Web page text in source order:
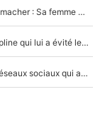
Nouvelle rumeur autour de la santé de Michael Schumacher : Sa femme Corinna sort du silence
F1 - Lewis Hamilton victime de harcèlement, la discipline qui lui a évité le pire : «J'aurais probablement mal tourné»
Lewis Hamilton : Le talent inattendu dévoilé sur les réseaux sociaux qui a impressionné Kim Kardashian pendant leurs vacances en amoureux !